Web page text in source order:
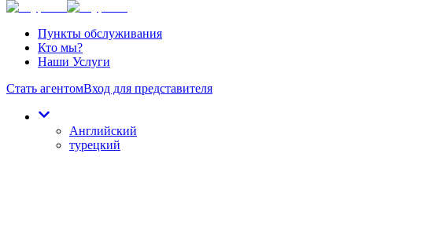
Пункты обслуживания
Кто мы?
Наши Услуги
Стать агентомВход для представителя
Английский
турецкий